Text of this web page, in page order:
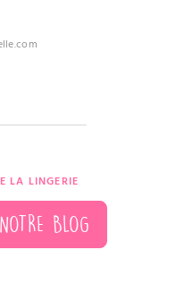
LA LINGERIE
NOTRE BLOG